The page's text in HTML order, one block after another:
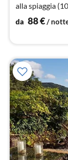
alla spiaggia
circa 53 m², TV
da 88€/